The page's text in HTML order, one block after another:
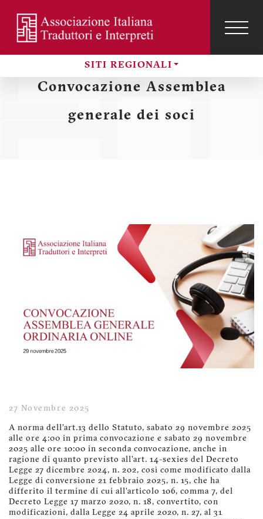
contenuto
principale
Sezioni
SITI REGIONALI
Menu
profilo
Convocazione Assemblea
generale dei soci
27 Novembre 2025
A norma dell’art.13 dello Statuto, sabato 29 novembre 2025
alle ore 4:00 in prima convocazione e sabato 29 novembre
2025 alle ore 10:00 in seconda convocazione, anche in
ragione di quanto previsto all’art. 14-sexies del Decreto
Legge 27 dicembre 2024, n. 202, così come modificato dalla
Legge di conversione 21 febbraio 2025, n. 15, che ha
differito il termine di cui all’articolo 106, comma 7, del
Decreto Legge 17 marzo 2020, n. 18, convertito, con
modificazioni, dalla Legge 24 aprile 2020, n. 27, al 31